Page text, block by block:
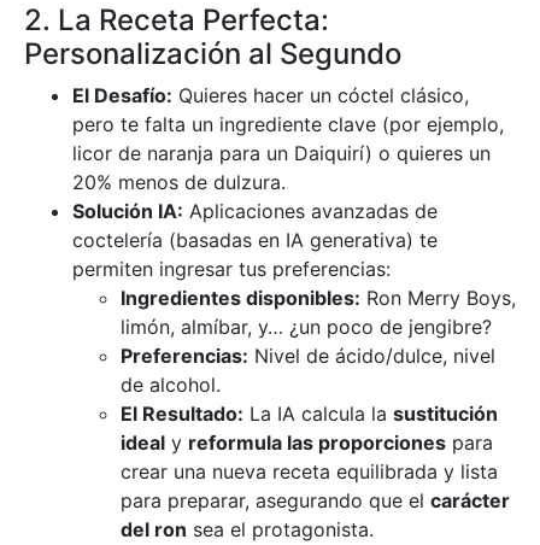
2. La Receta Perfecta:
Personalización al Segundo
El Desafío: Quieres hacer un cóctel clásico,
pero te falta un ingrediente clave (por ejemplo,
licor de naranja para un Daiquirí) o quieres un
20% menos de dulzura.
Solución IA: Aplicaciones avanzadas de
coctelería (basadas en IA generativa) te
permiten ingresar tus preferencias:
Ingredientes disponibles: Ron Merry Boys,
limón, almíbar, y… ¿un poco de jengibre?
Preferencias: Nivel de ácido/dulce, nivel
de alcohol.
El Resultado: La IA calcula la sustitución
ideal y reformula las proporciones para
crear una nueva receta equilibrada y lista
para preparar, asegurando que el carácter
del ron sea el protagonista.